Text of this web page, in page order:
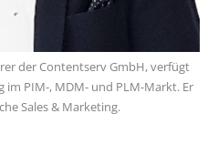
der Contentserv GmbH, verfügt
im PIM-, MDM- und PLM-Markt. Er
Sales & Marketing.